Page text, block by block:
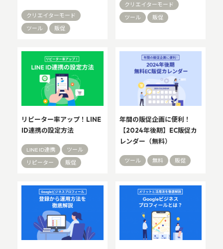
クリエイターモード
ツール
販促
クリエイターモード
ツール
販促
リピーター率アップ！LINE
ID連携の設定方法
LINE ID連携
ツール
リピーター
販促
年間の販促企画に便利！
【2024年後期】EC販促カ
レンダー（無料）
ツール 無料 販促